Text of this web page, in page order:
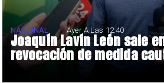
Joaquín Lavín León sale
revocación de medida
NACIONAL Ayer A Las 12:40